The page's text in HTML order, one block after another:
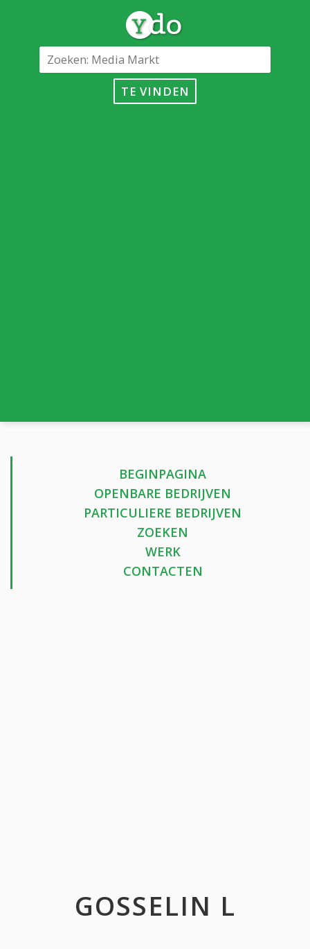
TE VINDEN
BEGINPAGINA
OPENBARE BEDRIJVEN
PARTICULIERE BEDRIJVEN
ZOEKEN
WERK
CONTACTEN
GOSSELIN L